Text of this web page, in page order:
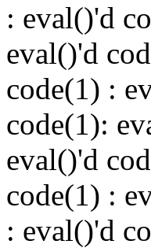
: eval()'d
eval()'d
code(1) :
code(1):
eval()'d
code(1) :
: eval()'d